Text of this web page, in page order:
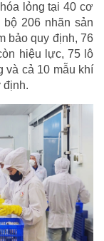
lỏng tại 40 cơ
206 nhãn sản
bảo quy định, 76
hiệu lực, 75 lô
và cả 10 mẫu khí
định.